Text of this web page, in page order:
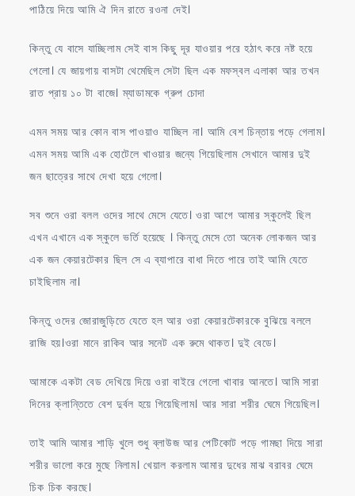
পাঠিয়ে দিয়ে আমি ঐ দিন রাতে রওনা দেই।
কিন্তু যে বাসে যাচ্ছিলাম সেই বাস কিছু দূর যাওয়ার পরে হঠাৎ করে নষ্ট হয়ে
গেলো। যে জায়গায় বাসটা থেমেছিল সেটা ছিল এক মফস্বল এলাকা আর তখন
রাত প্রায় ১০ টা বাজে। ম্যাডামকে গ্রুপ চোদা
এমন সময় আর কোন বাস পাওয়াও যাচ্ছিল না। আমি বেশ চিন্তায় পড়ে গেলাম।
এমন সময় আমি এক হোটেলে খাওয়ার জন্যে গিয়েছিলাম সেখানে আমার দুই
জন ছাত্রের সাথে দেখা হয়ে গেলো।
সব শুনে ওরা বলল ওদের সাথে মেসে যেতে। ওরা আগে আমার স্কুলেই ছিল
এখন এখানে এক স্কুলে ভর্তি হয়েছে । কিন্তু মেসে তো অনেক লোকজন আর
এক জন কেয়ারটেকার ছিল সে এ ব্যাপারে বাধা দিতে পারে তাই আমি যেতে
চাইছিলাম না।
কিন্তু ওদের জোরাজুড়িতে যেতে হল আর ওরা কেয়ারটেকারকে বুঝিয়ে বললে
রাজি হয়।ওরা মানে রাকিব আর সনেট এক রুমে থাকত। দুই বেডে।
আমাকে একটা বেড দেখিয়ে দিয়ে ওরা বাইরে গেলো খাবার আনতে। আমি সারা
দিনের ক্লান্তিতে বেশ দুর্বল হয়ে গিয়েছিলাম। আর সারা শরীর ঘেমে গিয়েছিল।
তাই আমি আমার শাড়ি খুলে শুধু ব্লাউজ আর পেটিকোট পড়ে গামছা দিয়ে সারা
শরীর ভালো করে মুছে নিলাম। খেয়াল করলাম আমার দুধের মাঝ বরাবর ঘেমে
চিক চিক করছে।